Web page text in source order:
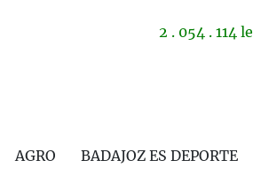
2 . 054 . 114
AGRO BADAJOZ ES DEPORTE